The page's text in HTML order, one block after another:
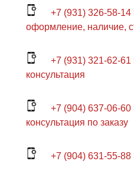
+7 (931) 326-58-14
оформление, наличие,
+7 (931) 321-62-
консультация
+7 (904) 637-06-60
консультация по заказу
+7 (904) 631-55-88